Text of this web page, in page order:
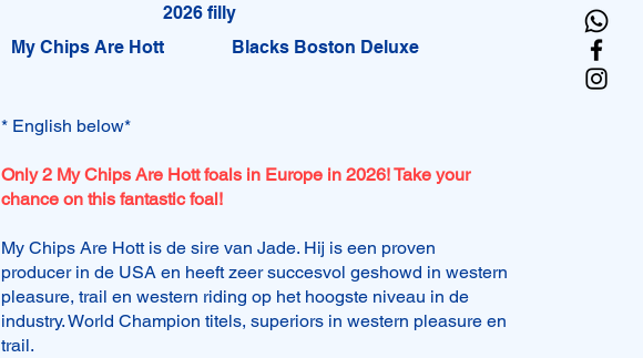
2026 filly
My Chips Are Hott
Blacks Boston Deluxe
* English below*
Only 2 My Chips Are Hott foals in Europe in 2026! Take your
chance on this fantastic foal!
My Chips Are Hott is de sire van Jade. Hij is een proven
producer in de USA en heeft zeer succesvol geshowd in western
pleasure, trail en western riding op het hoogste niveau in de
industry. World Champion titels, superiors in western pleasure en
trail.